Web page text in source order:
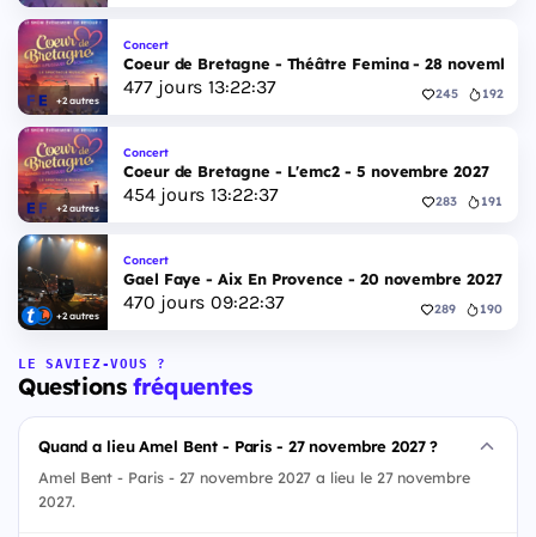
+2 autres
Concert
Coeur de Bretagne - Théâtre Femina - 28 novembre
477jours 13:22:36 245 192
+2 autres
Concert
Coeur de Bretagne - L'emc2 - 5 novembre 2027
454jours 13:22:36 283 191
+2 autres
Concert
Gael Faye - Aix En Provence - 20 novembre 2027
470 jours 09:22:36 289 190
LE SAVIEZ-VOUS ?
Questionsfréquentes
Quand a lieu Amel Bent - Paris - 27 novembre 2027 ?
Amel Bent - Paris - 27 novembre 2027 a lieu le 27 novembre
2027.